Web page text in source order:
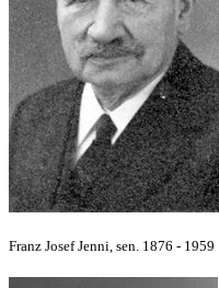
Franz Josef Jenni, sen. 1876 - 1959